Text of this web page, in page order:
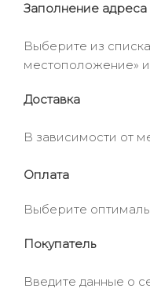
Заполнение адреса
Выберите из
местоположение» и
Доставка
В зависимости от
Оплата
Выберите
Покупатель
Введите данные о